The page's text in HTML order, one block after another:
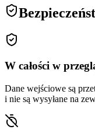
W całości w
Dane wejściowe są
i nie są wysyłane na